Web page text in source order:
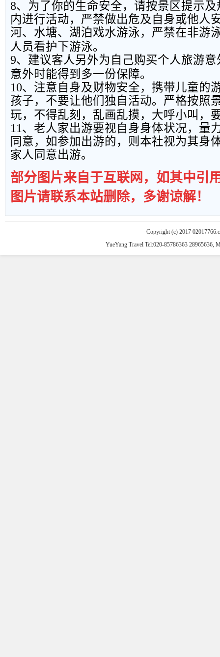
8、为了你的生命安全，请按景区提示
内进行活动，严禁做出危及自身或他人
河、水塘、湖泊戏水游泳，严禁在非游
人员看护下游泳。
9、建议客人另外为自己购买个人旅游
意外时能得到多一份保障。
10、注意自身及财物安全，携带儿童的
孩子，不要让他们独自活动。严格按照
玩，不得乱刻，乱画乱摸，大呼小叫，
11、老人家出游要视自身身体状况，量
同意，如参加出游的，则本社视为其身
家人同意出游。
部分图片来自于互联网，如其中引
图片请联系本站删除，多谢谅解！
Copyright (c) 2017
YueYang Travel Tel:020-85786363 28965636,